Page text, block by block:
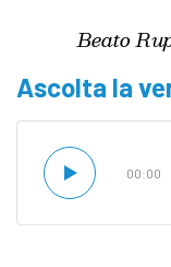
Beato
Ascolta la
00:00